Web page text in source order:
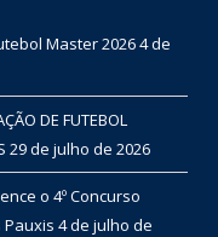
Master 20264 de
DE FUTEBOL
29 de julho de 2026
o 4º Concurso
4 de julho de